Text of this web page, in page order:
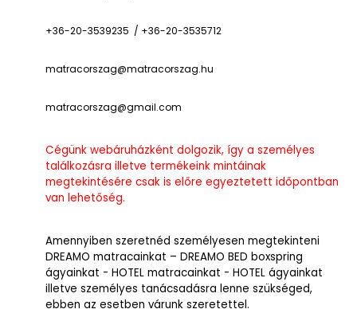
+36-20-3539235 / +36-20-3535712
matracorszag@matracorszag.hu
matracorszag@gmail.com
Cégünk webáruházként dolgozik, így a személyes
találkozásra illetve termékeink mintáinak
megtekintésére csak is előre egyeztetett időpontban
van lehetőség.
Amennyiben szeretnéd személyesen megtekinteni
DREAMO matracainkat – DREAMO BED boxspring
ágyainkat - HOTEL matracainkat - HOTEL ágyainkat
illetve személyes tanácsadásra lenne szükséged,
ebben az esetben várunk szeretettel.